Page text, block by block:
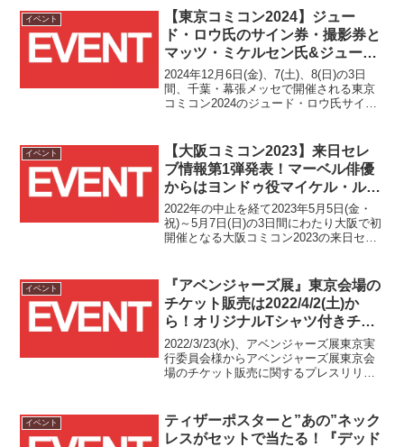
イベント
【東京コミコン2024】ジュー
ド・ロウ氏のサイン券・撮影券と
マッツ・ミケルセン氏&ジュー
ド・ロウ氏のW撮影券が
10/31(木)12時より発売！！
2024年12月6日(金)、7(土)、8(日)の3日
間、千葉・幕張メッセで開催される東京
コミコン2024のジュード・ロウ氏サイン
販売が10/31(木)12時からスタートしま
す！！
イベント
【大阪コミコン2023】来日セレ
ブ情報第1弾発表！マーベル俳優
からはヨンドゥ役マイケル・ルー
カー氏の来日が決定！！
2022年の中止を経て2023年5月5日(金・
祝)～5月7日(日)の3日間にわたり大阪で初
開催となる大阪コミコン2023の来日セレ
イベント
『アベンジャーズ展』東京会場の
チケット販売は2022/4/2(土)か
ら！オリジナルTシャツ付きチケ
ットも！！
2022/3/23(水)、アベンジャーズ展東京実
行委員会様からアベンジャーズ展東京会
場のチケット販売に関するプレスリリー
2022/4/2(土)AM9:00から販売開始となる
模様です。
イベント
ティザーポスターと”あの”ネック
レスがセットで当たる！『デッド